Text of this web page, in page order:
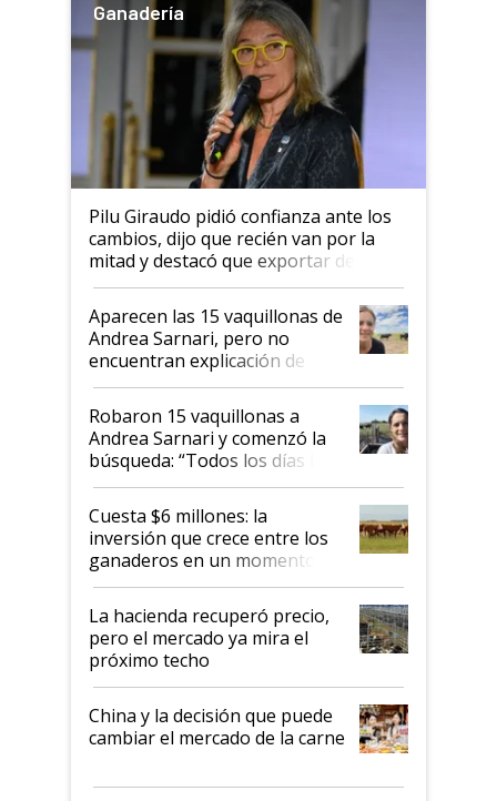
Ganadería
Pilu Giraudo pidió confianza ante los
cambios, dijo que recién van por la
mitad y destacó que exportar dejó de
ser "para unos pocos": "Tenemos un
mandato muy claro del gobierno
nacional"
Aparecen las 15 vaquillonas de
Andrea Sarnari, pero no
encuentran explicación de
cómo llegaron allí
Robaron 15 vaquillonas a
Andrea Sarnari y comenzó la
búsqueda: “Todos los días le
toca a algún productor”
Cuesta $6 millones: la
inversión que crece entre los
ganaderos en un momento
histórico para la actividad
La hacienda recuperó precio,
pero el mercado ya mira el
próximo techo
China y la decisión que puede
cambiar el mercado de la carne